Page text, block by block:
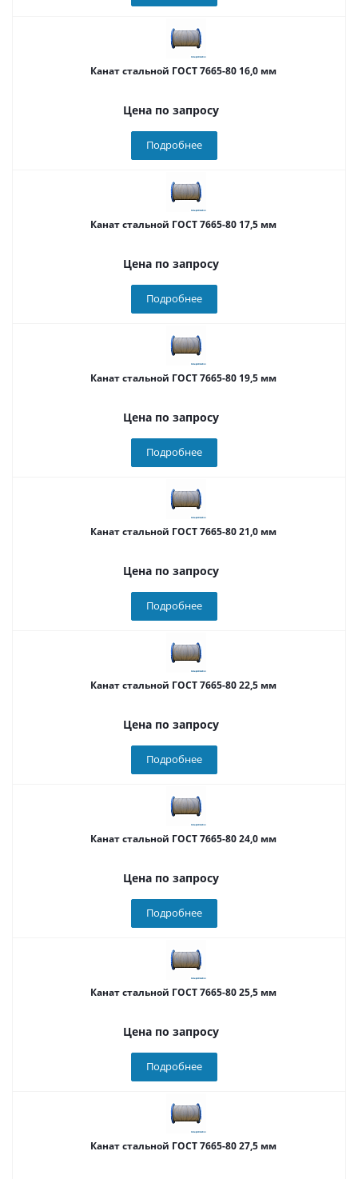
Канат стальной ГОСТ 7665-80 16,0 мм
Цена по запросу
Подробнее
Канат стальной ГОСТ 7665-80 17,5 мм
Цена по запросу
Подробнее
Канат стальной ГОСТ 7665-80 19,5 мм
Цена по запросу
Подробнее
Канат стальной ГОСТ 7665-80 21,0 мм
Цена по запросу
Подробнее
Канат стальной ГОСТ 7665-80 22,5 мм
Цена по запросу
Подробнее
Канат стальной ГОСТ 7665-80 24,0 мм
Цена по запросу
Подробнее
Канат стальной ГОСТ 7665-80 25,5 мм
Цена по запросу
Подробнее
Канат стальной ГОСТ 7665-80 27,5 мм